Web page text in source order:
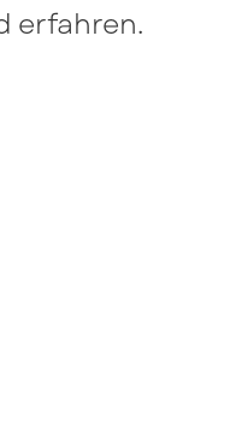
erfahren.